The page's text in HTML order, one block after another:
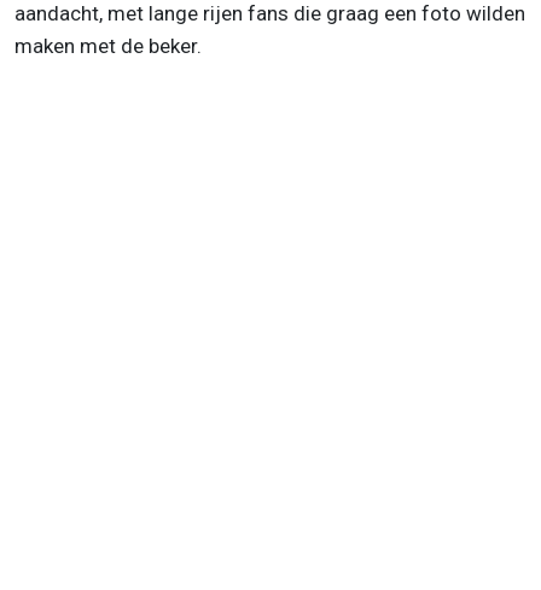
aandacht, met lange rijen fans die graag een foto wilden
maken met de beker.